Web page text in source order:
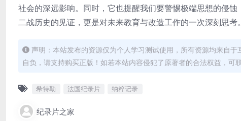
社会的深远影响。同时，它也提醒我们要警惕极端思想的侵
二战历史的见证，更是对未来教育与改造工作的一次深刻思考。
声明：本站发布的资源仅为个人学习测试使用，所有资源均来自
自负，请支持购买正版！如若本站内容侵犯了原著者的合法权益，可
希特勒 法国纪录片 纳粹记录
纪录片之家